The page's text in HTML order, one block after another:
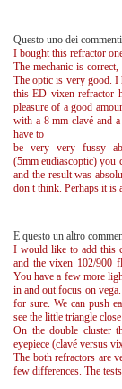
Questo uno dei
I bought this refractor
The mechanic is
The optic is very good. I
this ED vixen refractor
pleasure of a good
with a 8 mm clavé and
have to
be very very fussy
(5mm eudiascoptic) you
and the result was
don t think. Perhaps it is
E questo un altro
I would like to add this
and the vixen 102/900
You have a few more
in and out focus on
for sure. We can push
see the little triangle
On the double cluster
eyepiece (clavé versus
The both refractors are
few differences. The